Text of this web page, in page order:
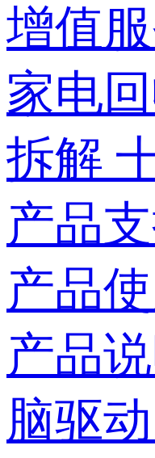
增值
家电
拆解
产品
产品
产品
脑驱动